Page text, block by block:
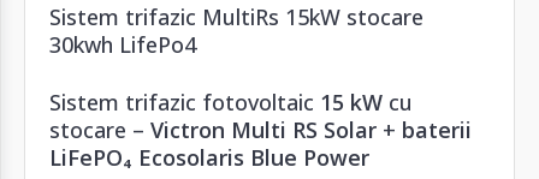
Sistem trifazic MultiRs 15kW stocare
30kwh LifePo4
Sistem trifazic fotovoltaic 15 kW cu
stocare – Victron Multi RS Solar + baterii
LiFePO₄ Ecosolaris Blue Power